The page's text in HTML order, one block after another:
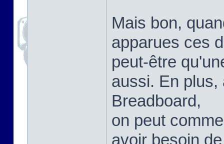
Mais bon,
apparues ces
peut-être
aussi. En
Breadboard,
on peut
avoir besoin